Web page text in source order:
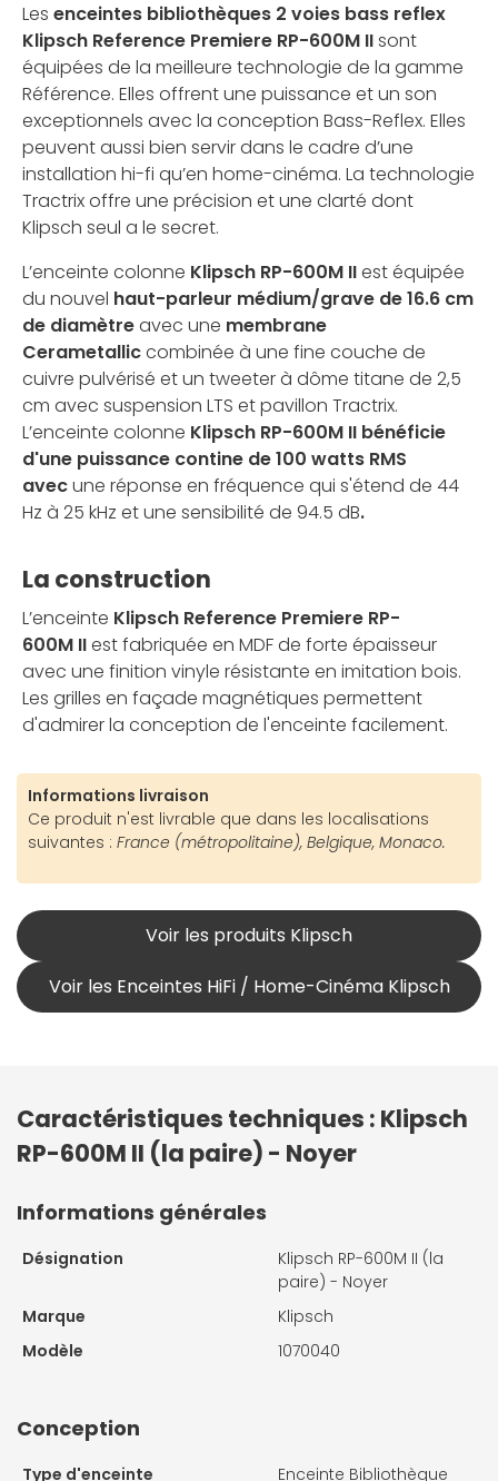
Les enceintes bibliothèques 2 voies bass reflex
Klipsch Reference Premiere RP-600M IIsont
équipées de la meilleure technologie de la gamme
Référence. Elles offrent une puissance et un son
exceptionnels avec la conception Bass-Reflex. Elles
peuvent aussi bien servir dans le cadre d’une
installation hi-fi qu’en home-cinéma. La technologie
Tractrix offre une précision et une clarté dont
Klipsch seul a le secret.
L’enceinte colonne Klipsch RP-600M IIest équipée
du nouvel haut-parleur médium/grave de 16.6 cm
de diamètreavec une membrane
Cerametalliccombinée à une fine couche de
cuivre pulvérisé et un tweeter à dôme titane de 2,5
cm avec suspension LTS et pavillon Tractrix.
L’enceinte colonne Klipsch RP-600M II bénéficie
d'une puissance contine de 100 watts RMS
avecune réponse en fréquence qui s'étend de 44
Hz à 25 kHz et une sensibilité de 94.5 dB.
La construction
L’enceinte Klipsch Reference Premiere RP-
600M IIest fabriquée en MDF de forte épaisseur
avec une finition vinyle résistante en imitation bois.
Les grilles en façade magnétiques permettent
d'admirer la conception de l'enceinte facilement.
Informations livraison
Ce produit n'est livrable que dans les localisations
suivantes : France (métropolitaine), Belgique, Monaco.
Voir les produits Klipsch
Voir les Enceintes HiFi / Home-Cinéma Klipsch
Caractéristiques techniques : Klipsch
RP-600M II (la paire) - Noyer
Informations générales
Désignation
Klipsch RP-600M II (la
paire) - Noyer
Marque
Klipsch
Modèle
1070040
Conception
Type d'enceinte Enceinte Bibliothèque